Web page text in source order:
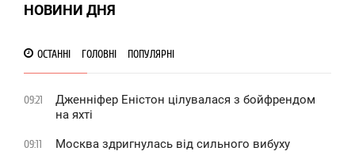
НОВИНИ ДНЯ
ОСТАННІ ГОЛОВНІ ПОПУЛЯРНІ
09:21
Дженніфер Еністон цілувалася з бойфрендом
на яхті
09:11 Москва здригнулась від сильного вибуху